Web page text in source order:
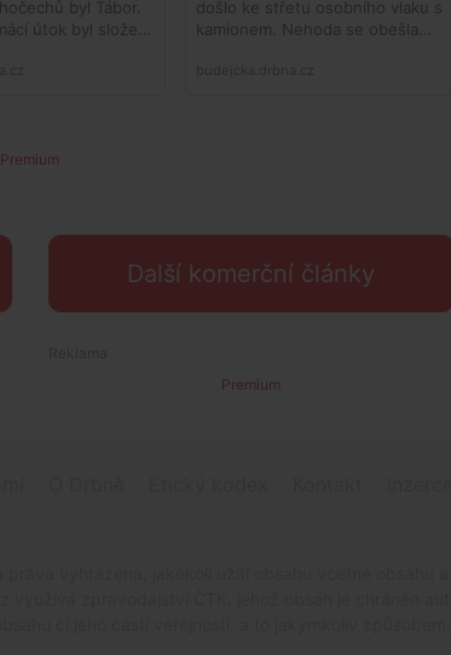
Premium
Další komerční články
Premium